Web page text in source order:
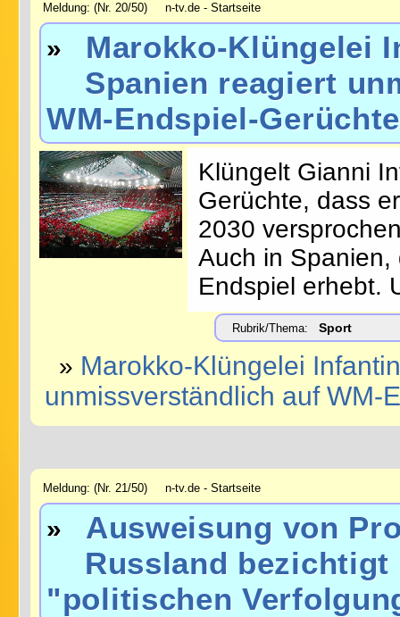
Meldung: (Nr. 20/50) n-tv.de - Startseite
» Marokko-Klüngelei
Spanien reagiert
WM-Endspiel-Gerüchte
Klüngelt Gianni
Gerüchte, dass
2030
Auch in Spanien,
Endspiel erhebt.
Rubrik/Thema: Sport
» Marokko-Klüngelei
unmissverständlich auf WM-
Meldung: (Nr. 21/50) n-tv.de - Startseite
» Ausweisung von
Russland bezichtigt
"politischen